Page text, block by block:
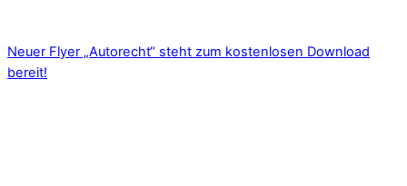
Neuer Flyer „Autorecht“ steht zum kostenlosen Download
bereit!